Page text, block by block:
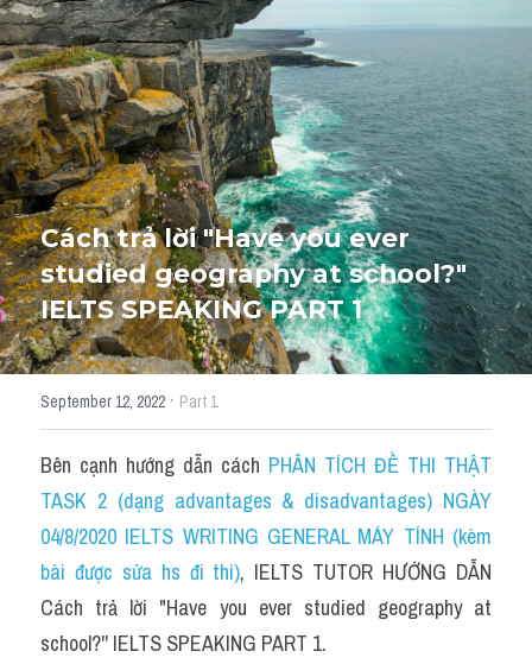
HỌC THỬ
Cách trả lời "Have you ever
studied geography at school?"
IELTS SPEAKING PART 1
September 12, 2022 · Part 1
Bên cạnh hướng dẫn cách PHÂN TÍCH ĐỀ THI THẬT
TASK 2 (dạng advantages & disadvantages) NGÀY
04/8/2020 IELTS WRITING GENERAL MÁY TÍNH (kèm
bài được sửa hs đi thi), IELTS TUTOR HƯỚNG DẪN
Cách trả lời "Have you ever studied geography at
school?'' IELTS SPEAKING PART 1.